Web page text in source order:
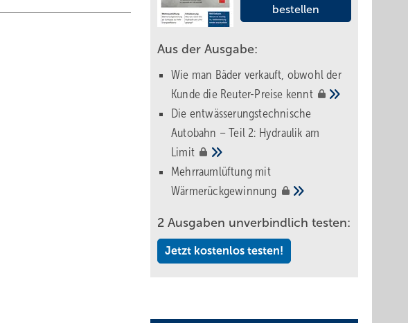
bestellen
Aus der Ausgabe:
Wie man Bäder verkauft, obwohl der
Kunde die Reuter-Preise kennt
Die entwässerungstechnische
Autobahn – Teil 2: Hydraulik am
Limit
Mehrraumlüftung mit
Wärmerückgewinnung
2 Ausgaben unverbindlich testen:
Jetzt kostenlos testen!